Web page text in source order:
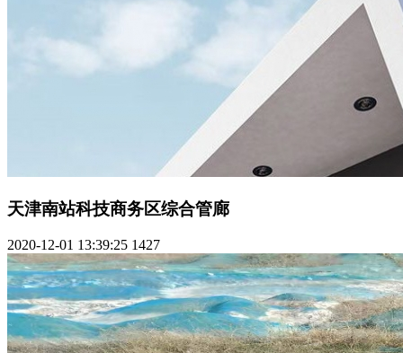
天津南站科技商务区综合管廊
2020-12-01 13:39:25 1427